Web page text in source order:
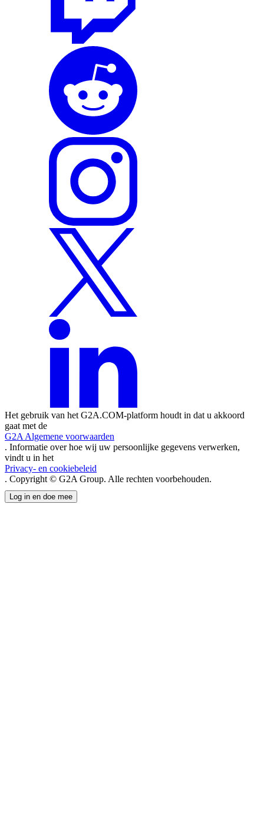
Het gebruik van het G2A.COM-platform houdt in dat u akkoord
gaat met de
G2A Algemene voorwaarden
. Informatie over hoe wij uw persoonlijke gegevens verwerken,
vindt u in het
Privacy- en cookiebeleid
. Copyright © G2A Group. Alle rechten voorbehouden.
Log in en doe mee